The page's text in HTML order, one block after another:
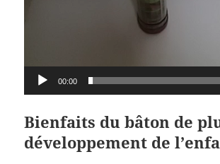
00:00
Bienfaits du bâton de
développement de